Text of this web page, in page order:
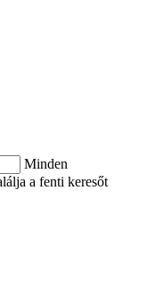
Minden
a fenti keresőt